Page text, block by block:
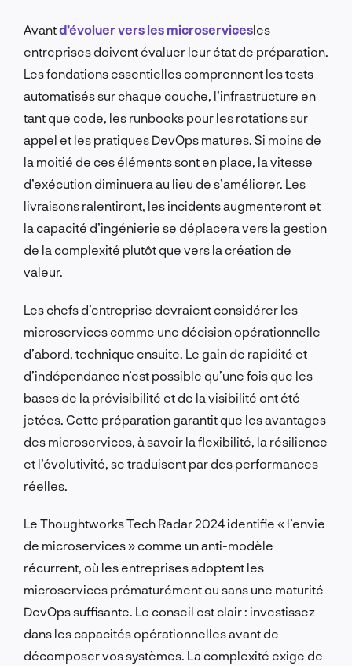
Avantd’évoluer vers les microservicesles
entreprises doivent évaluer leur état de préparation.
Les fondations essentielles comprennent les tests
automatisés sur chaque couche, l’infrastructure en
tant que code, les runbooks pour les rotations sur
appel et les pratiques DevOps matures. Si moins de
la moitié de ces éléments sont en place, la vitesse
d’exécution diminuera au lieu de s’améliorer. Les
livraisons ralentiront, les incidents augmenteront et
la capacité d’ingénierie se déplacera vers la gestion
de la complexité plutôt que vers la création de
valeur.
Les chefs d’entreprise devraient considérer les
microservices comme une décision opérationnelle
d’abord, technique ensuite. Le gain de rapidité et
d’indépendance n’est possible qu’une fois que les
bases de la prévisibilité et de la visibilité ont été
jetées. Cette préparation garantit que les avantages
des microservices, à savoir la flexibilité, la résilience
et l’évolutivité, se traduisent par des performances
réelles.
Le Thoughtworks Tech Radar 2024 identifie « l’envie
de microservices » comme un anti-modèle
récurrent, où les entreprises adoptent les
microservices prématurément ou sans une maturité
DevOps suffisante. Le conseil est clair : investissez
dans les capacités opérationnelles avant de
décomposer vos systèmes. La complexité exige de